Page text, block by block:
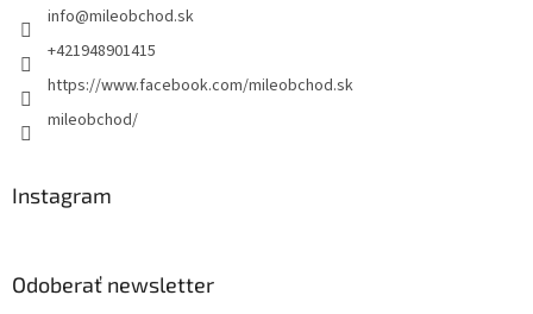
info@mileobchod.sk
+421948901415
https://www.facebook.com/mileobchod.sk
mileobchod/
Instagram
Odoberať newsletter